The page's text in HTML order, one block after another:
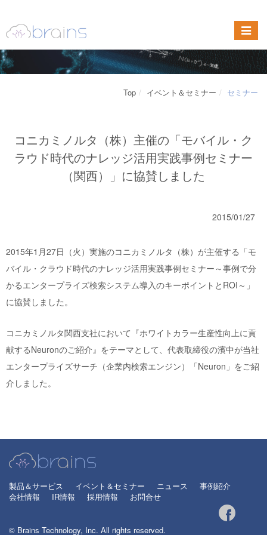
Top イベント＆セミナー セミナー
コニカミノルタ（株）主催の「モバイル・ク
ラウド時代のナレッジ活用実践事例セミナー
（関西）」に協賛しました
2015/01/27
2015年1月27日（火）実施のコニカミノルタ（株）が主催する「モ
バイル・クラウド時代のナレッジ活用実践事例セミナー～事例で分
かるエンタープライズ検索システム導入のキーポイントとROI～」
に協賛しました。
コニカミノルタ関西支社において『ホワイトカラー生産性向上に貢
献するNeuronのご紹介』をテーマとして、代表取締役の濱中が当社
エンタープライズサーチ（企業内検索エンジン）「Neuron」をご紹
介しました。
製品＆サービス イベント＆セミナー ニュース
事例紹介
会社情報
IR情報 採用情報 お問合せ
© Brains Technology, Inc. All rights reserved.